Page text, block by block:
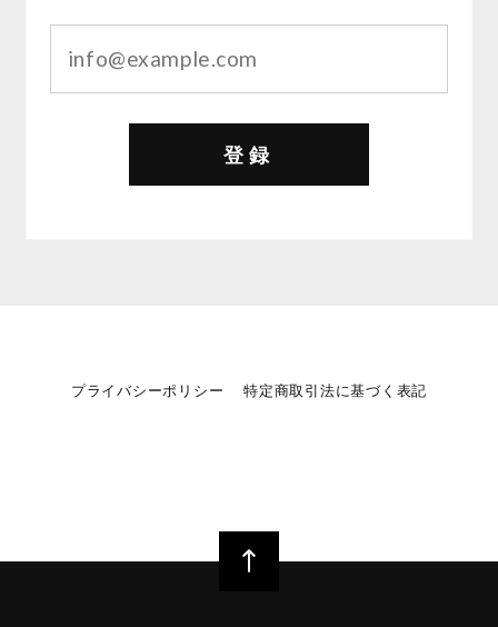
登録
プライバシーポリシー 特定商取引法に基づく表記